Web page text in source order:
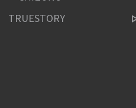
TRUESTORY